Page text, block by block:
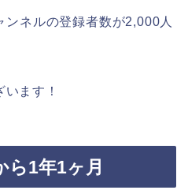
ネルの登録者数が2,000人
ます！
ら1年1ヶ月